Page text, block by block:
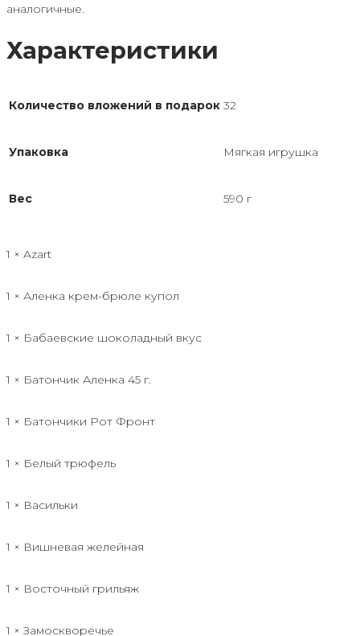
аналогичные.
Характеристики
Количество вложений в подарок 32
Упаковка Мягкая игрушка
Вес 590 г
1 × Azart
1 × Аленка крем-брюле купол
1 × Бабаевские шоколадный вкус
1 × Батончик Аленка 45 г.
1 × Батончики Рот Фронт
1 × Белый трюфель
1 × Васильки
1 × Вишневая желейная
1 × Восточный грильяж
1 × Замоскворечье